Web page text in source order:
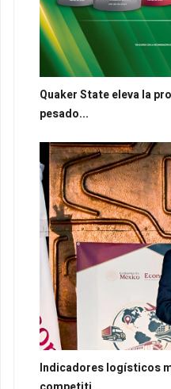
Quaker State eleva la
pesado...
Indicadores logísticos